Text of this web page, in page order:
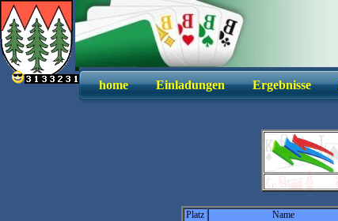
home Einladungen Ergebnisse
Platz Name